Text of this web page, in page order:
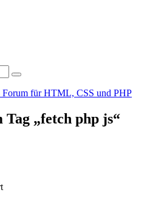
für HTML, CSS und PHP
Tag „fetch php js“